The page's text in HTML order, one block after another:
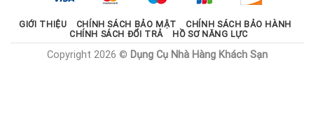
GIỚI THIỆU CHÍNH SÁCH BẢO MẬT
CHÍNH SÁCH BẢO HÀNH
CHÍNH SÁCH ĐỔI TRẢ
HỒ SƠ NĂNG LỰC
Copyright 2026 © Dụng Cụ Nhà Hàng Khách Sạn